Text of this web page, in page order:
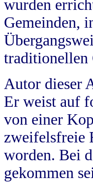
wurden
Gemeinden,
traditionellen
Autor dieser
Er weist auf
von einer
zweifelsfreie
worden. Bei
gekommen